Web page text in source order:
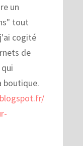
un
tout
cogité
de
boutique.